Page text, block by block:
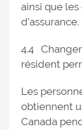
ainsi que
d’assurance.
4.4
résident
Les
obtiennent
Canada